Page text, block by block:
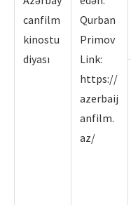
canfilm
kinostu
diyası
Qurban
Primov
Link:
https://
azerbaij
anfilm.
az/